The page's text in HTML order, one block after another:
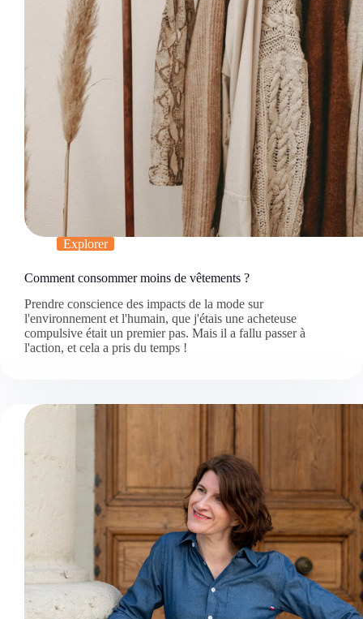
Explorer
Comment consommer moins de vêtements ?
Prendre conscience des impacts de la mode sur
l'environnement et l'humain, que j'étais une acheteuse
compulsive était un premier pas. Mais il a fallu passer à
l'action, et cela a pris du temps !